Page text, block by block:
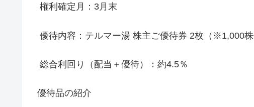
権利確定月：3月末
優待内容：テルマー湯 株主ご優待券 2枚（※1,000株
総合利回り（配当＋優待）：約4.5％
優待品の紹介